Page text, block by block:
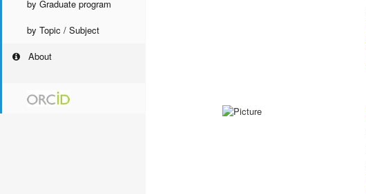
by Graduate program
by Topic / Subject
About